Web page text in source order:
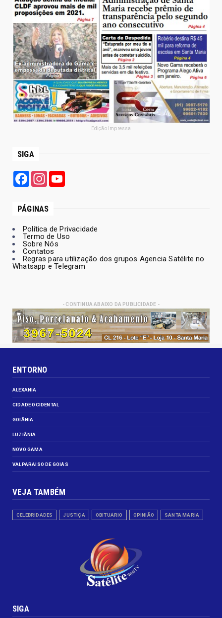
Edição Impressa
SIGA
FacebookInstagram
PÁGINAS
Política de Privacidade
Termo de Uso
Sobre Nós
Contatos
Regras para utilização dos grupos Agencia Satélite no
Whatsapp e Telegram
- CONTINUA ABAIXO DA PUBLICIDADE -
ENTORNO
ALEXANIA
CIDADE OCIDENTAL
GOIÂNIA
LUZIÂNIA
NOVO GAMA
VALPARAISO DE GOIÁS
VEJA TAMBÉM
CELEBRIDADES JUSTIÇA OBITUÁRIO OPINIÃO SANTA MARIA
SIGA